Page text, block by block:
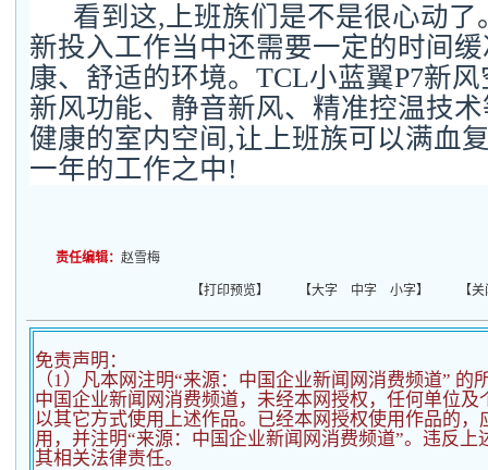
看到这,上班族们是不是很心动了
新投入工作当中还需要一定的时间
康、舒适的环境。TCL小蓝翼P7新
新风功能、静音新风、精准控温技
健康的室内空间,让上班族可以满血
一年的工作之中!
责任编辑： 赵雪梅
【打印预览】 【大字 中字 小字】 【关
免责声明：
（1）凡本网注明“来源：中国企业新闻网消费频道” 的
中国企业新闻网消费频道，未经本网授权，任何单位及
以其它方式使用上述作品。已经本网授权使用作品的，
用，并注明“来源：中国企业新闻网消费频道”。违反上
其相关法律责任。